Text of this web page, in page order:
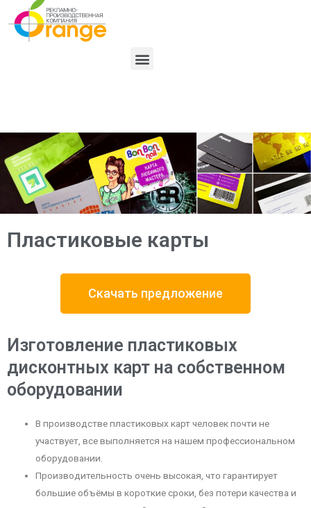
Пластиковые карты
Скачать предложение
Изготовление пластиковых
дисконтных карт на собственном
оборудовании
В производстве пластиковых карт человек почти не
участвует, все выполняется на нашем профессиональном
оборудовании.
Производительность очень высокая, что гарантирует
большие объёмы в короткие сроки, без потери качества и